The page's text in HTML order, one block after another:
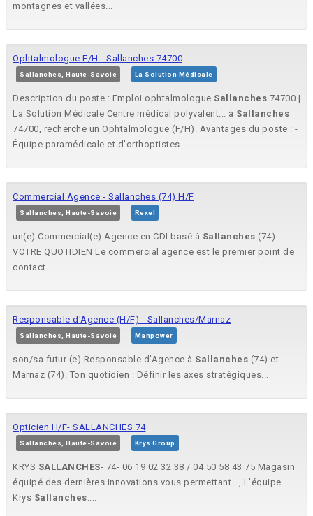
montagnes et vallées...
Ophtalmologue F/H - Sallanches 74700
Sallanches, Haute-Savoie La Solution Médicale
Description du poste : Emploi ophtalmologue Sallanches 74700 |
La Solution Médicale Centre médical polyvalent... à Sallanches
74700, recherche un Ophtalmologue (F/H). Avantages du poste : -
Équipe paramédicale et d'orthoptistes...
Commercial Agence - Sallanches (74) H/F
Sallanches, Haute-Savoie Rexel
un(e) Commercial(e) Agence en CDI basé à Sallanches (74)
VOTRE QUOTIDIEN Le commercial agence est le premier point de
contact...
Responsable d'Agence (H/F) - Sallanches/Marnaz
Sallanches, Haute-Savoie Manpower
son/sa futur (e) Responsable d’Agence à Sallanches (74) et
Marnaz (74). Ton quotidien : Définir les axes stratégiques...
Opticien H/F- SALLANCHES 74
Sallanches, Haute-Savoie Krys Group
KRYS SALLANCHES- 74- 06 19 02 32 38 / 04 50 58 43 75 Magasin
équipé des dernières innovations vous permettant..., L'équipe
Krys Sallanches....